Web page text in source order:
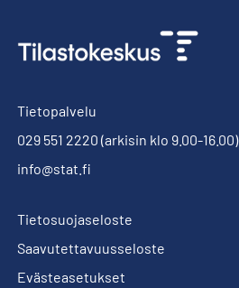
Tietopalvelu
029 551 2220 (arkisin klo 9.00-16.00)
info@stat.fi
Tietosuojaseloste
Saavutettavuusseloste
Evästeasetukset